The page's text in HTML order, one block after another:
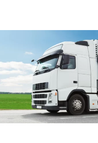
Для того
на
пожалуйста
видео на